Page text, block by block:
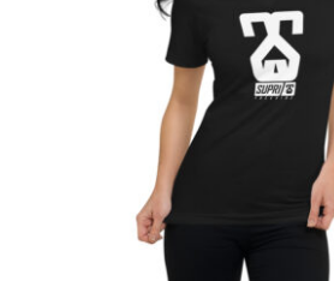
Camiseta de manga corta
para mujer